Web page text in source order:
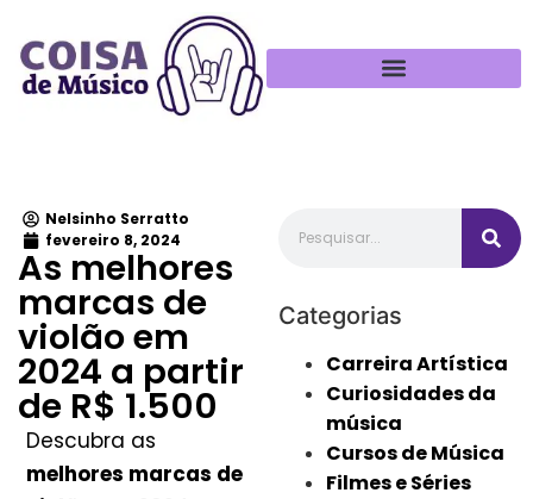
Nelsinho Serratto
fevereiro 8, 2024
As melhores
marcas de
violão em
2024 a partir
de R$ 1.500
Descubra as
melhores marcas de
Categorias
Carreira Artística
Curiosidades da
música
Cursos de Música
Filmes e Séries